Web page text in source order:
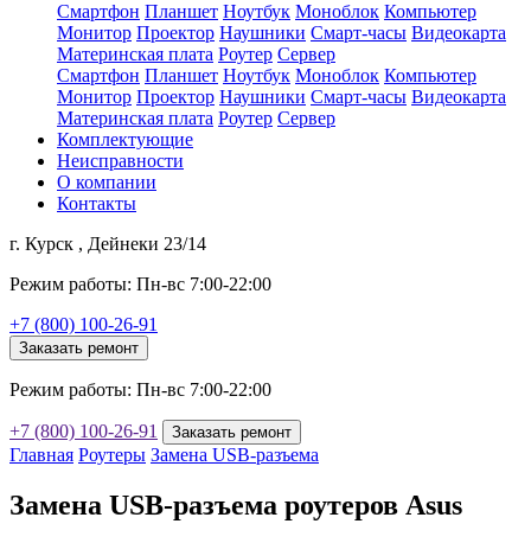
Смартфон Планшет Ноутбук Моноблок Компьютер
Монитор Проектор Наушники Смарт-часы Видеокарта
Материнская плата Роутер Сервер
Смартфон Планшет Ноутбук Моноблок Компьютер
Монитор Проектор Наушники Смарт-часы Видеокарта
Материнская плата Роутер Сервер
Комплектующие
Неисправности
О компании
Контакты
г. Курск , Дейнеки 23/14
Режим работы: Пн-вс 7:00-22:00
+7 (800) 100-26-91
Заказать ремонт
Режим работы: Пн-вс 7:00-22:00
+7 (800) 100-26-91 Заказать ремонт
Главная Роутеры Замена USB-разъема
Замена USB-разъема роутеров Asus